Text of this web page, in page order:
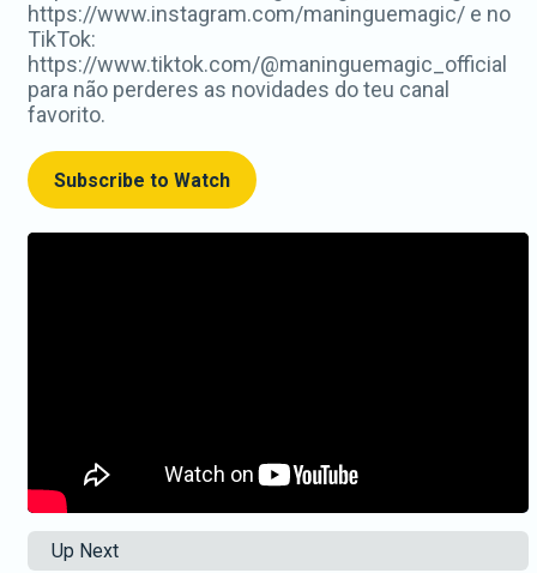
https://www.instagram.com/maninguemagic/ e no
TikTok:
https://www.tiktok.com/@maninguemagic_official
para não perderes as novidades do teu canal
favorito.
Subscribe to Watch
Up Next